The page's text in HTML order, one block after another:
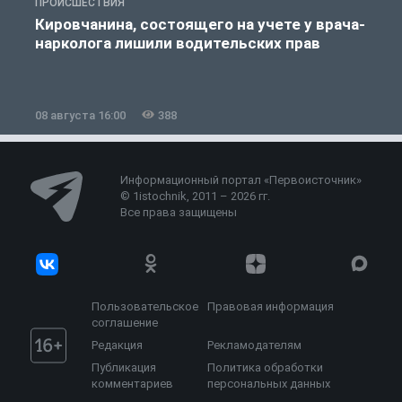
Кировчанина, состоящего на учете у врача-
нарколога лишили водительских прав
08 августа 16:00 388
Информационный портал «Первоисточник»
© 1istochnik, 2011 – 2026 гг.
Все права защищены
Пользовательское
соглашение
Правовая информация
Редакция
Рекламодателям
Публикация
комментариев
Политика обработки
персональных данных